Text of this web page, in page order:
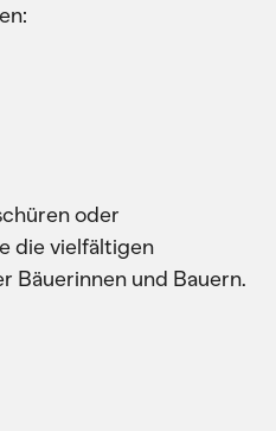
oder
die vielfältigen
Bäuerinnen und Bauern.